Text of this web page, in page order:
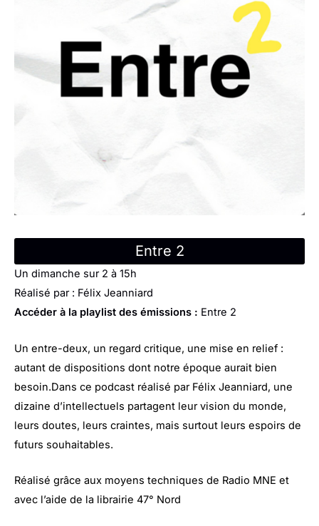
Entre 2
Un dimanche sur 2 à 15h
Réalisé par : Félix Jeanniard
Accéder à la playlist des émissions : Entre 2
Un entre-deux, un regard critique, une mise en relief :
autant de dispositions dont notre époque aurait bien
besoin.Dans ce podcast réalisé par Félix Jeanniard, une
dizaine d’intellectuels partagent leur vision du monde,
leurs doutes, leurs craintes, mais surtout leurs espoirs de
futurs souhaitables.
Réalisé grâce aux moyens techniques de Radio MNE et
avec l’aide de la librairie 47° Nord